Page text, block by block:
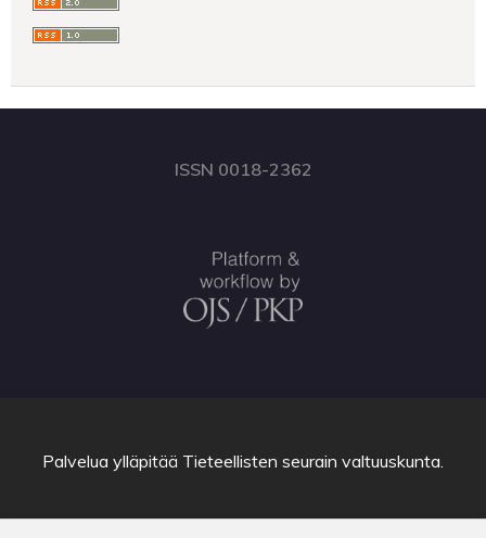
ISSN 0018-2362
Palvelua ylläpitää Tieteellisten seurain valtuuskunta.